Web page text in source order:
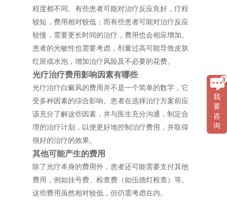
程度都不同。有些患者可能对治疗反应良好，疗程
较短，费用相对较低；而有些患者可能对治疗反应
较慢，需要更长时间的治疗，费用也会相应增加。
患者的光敏性也需要考虑，剂量过高可能导致皮肤
红斑或水泡，增加治疗风险及不必要的花费。
光疗治疗费用影响因素有哪些
光疗治疗白癜风的费用并不是一个简单的数字，它
受多种因素的综合影响。患者在选择治疗方案前应
该充分了解这些因素，并与医生充分沟通，制定合
理的治疗计划，以便更好地控制治疗费用，并取得
很好的治疗的效果。
其他可能产生的费用
除了光疗本身的费用外，患者还可能需要支付其他
费用，例如挂号费、检查费（如伍德灯检查）等。
这些费用虽然相对较低，但仍需考虑在内。
我
要
咨
询